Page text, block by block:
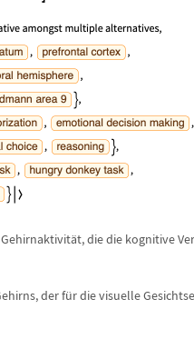
ät, die die kognitive
der für die visuelle